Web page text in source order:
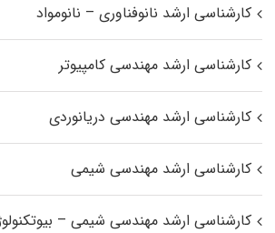
کارشناسی ارشد نانوفناوری – نانومواد
کارشناسی ارشد مهندسی کامپیوتر
کارشناسی ارشد مهندسی دریانوردی
کارشناسی ارشد مهندسی شیمی
کارشناسی ارشد مهندسی شیمی –